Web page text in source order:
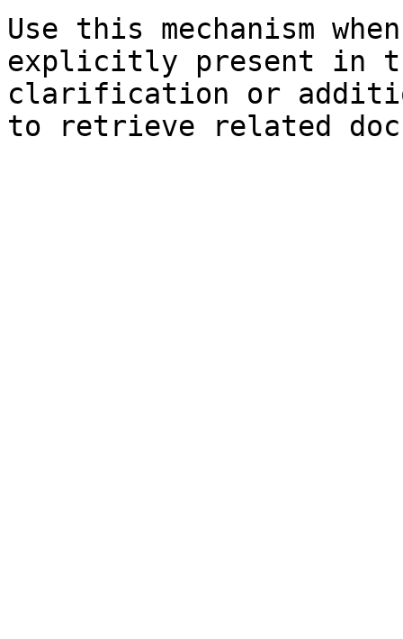
Use this mechanism
explicitly present in
clarification or